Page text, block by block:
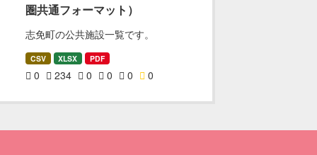
圏共通フォーマット）
志免町の公共施設一覧です。
CSV XLSX PDF
0 234 0 0 0 0